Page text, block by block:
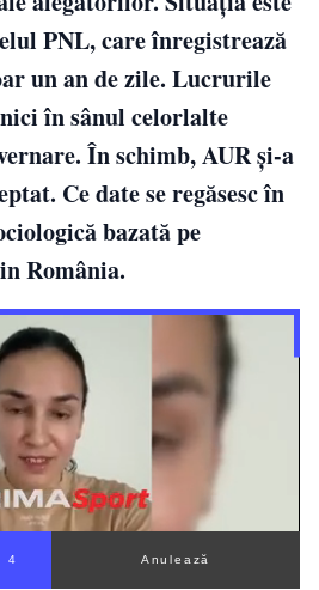
PNL, care înregistrează
un an de zile. Lucrurile
în sânul celorlalte
În schimb, AUR și-a
Ce date se regăsesc în
bazată pe
România.
3 Anulează